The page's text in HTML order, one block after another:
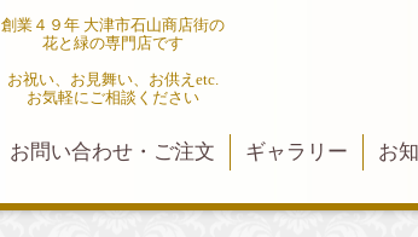
創業４９年 大津市石山商店街の
花と緑の専門店です
お祝い、お見舞い、お供えetc.
お気軽にご相談ください
お問い合わせ・ご注文 ギャラリー お